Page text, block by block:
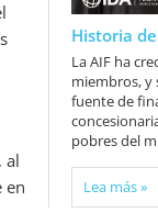
al
en
Historia
La AIF ha
miembros, y
fuente de
pobres del
Lea más »